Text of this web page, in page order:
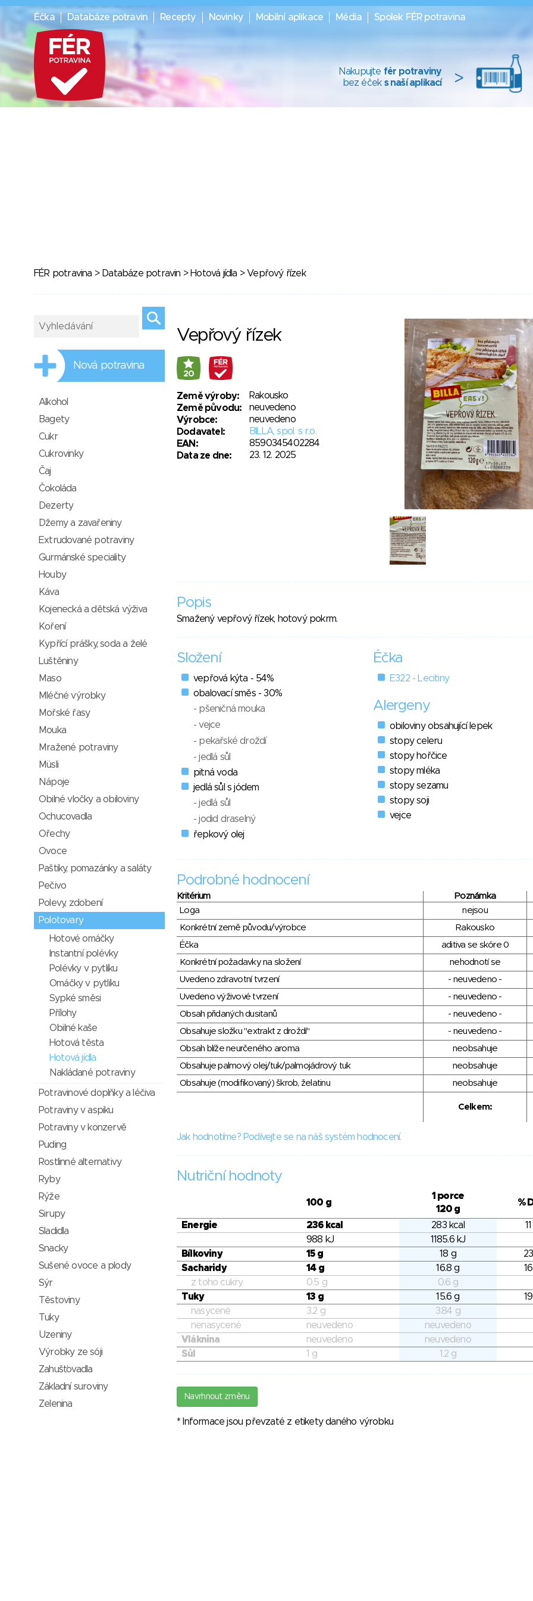
Éčka Databáze potravin Recepty Novinky Mobilní aplikace Média Spolek FÉR potravina
Nakupujte fér potraviny
bez éček s naší aplikací >
FÉR potravina > Databáze potravin > Hotová jídla > Vepřový řízek
Vepřový řízek
20
Země výroby:
Rakousko
Země původu:
neuvedeno
Výrobce:
neuvedeno
Dodavatel:
BILLA, spol. s r.o.
EAN:
8590345402284
Data ze dne:
23. 12. 2025
Popis
Smažený vepřový řízek, hotový pokrm.
Složení
vepřová kýta - 54%
obalovací směs - 30%
- pšeničná mouka
- vejce
- pekařské droždí
- jedlá sůl
pitná voda
jedlá sůl s jódem
- jedlá sůl
- jodid draselný
řepkový olej
Éčka
E322 - Lecitiny
Alergeny
obiloviny obsahující lepek
stopy celeru
stopy hořčice
stopy mléka
stopy sezamu
stopy soji
vejce
Podrobné hodnocení
Kritérium Poznámka
Loga
nejsou
Konkrétní země původu/výrobce
Rakousko
Éčka
aditiva se skóre 0
Konkrétní požadavky na složení
nehodnotí se
Uvedeno zdravotní tvrzení
- neuvedeno -
Uvedeno výživové tvrzení
- neuvedeno -
Obsah přidaných dusitanů
- neuvedeno -
Obsahuje složku "extrakt z droždí"
- neuvedeno -
Obsah blíže neurčeného aroma
neobsahuje
Obsahuje palmový olej/tuk/palmojádrový tuk
neobsahuje
Obsahuje (modifikovaný) škrob, želatinu
neobsahuje
Celkem:
Jak hodnotíme? Podívejte se na náš systém hodnocení.
Nutriční hodnoty
100 g
1 porce
120 g
%
Energie 236 kcal 283 kcal
988 kJ
1185.6 kJ
Bílkoviny
15 g 18 g
Sacharidy
14 g 16.8 g
z toho cukry
0.5 g
0.6 g
Tuky
13 g 15.6 g
nasycené
3.2 g
3.84 g
nenasycené
neuvedeno
neuvedeno
Vláknina
neuvedeno
neuvedeno
Sůl
1 g 1.2 g
Navrhnout změnu
* Informace jsou převzaté z etikety daného výrobku
Nová potravina
Alkohol
Bagety
Cukr
Cukrovinky
Čaj
Čokoláda
Dezerty
Džemy a zavařeniny
Extrudované potraviny
Gurmánské speciality
Houby
Káva
Kojenecká a dětská výživa
Koření
Kypřící prášky, soda a želé
Luštěniny
Maso
Mléčné výrobky
Mořské řasy
Mouka
Mražené potraviny
Müsli
Nápoje
Obilné vločky a obiloviny
Ochucovadla
Ořechy
Ovoce
Paštiky, pomazánky a saláty
Pečivo
Polevy, zdobení
Polotovary
Hotové omáčky
Instantní polévky
Polévky v pytlíku
Omáčky v pytlíku
Sypké směsi
Přílohy
Obilné kaše
Hotová těsta
Hotová jídla
Nakládané potraviny
Potravinové doplňky a léčiva
Potraviny v aspiku
Potraviny v konzervě
Puding
Rostlinné alternativy
Ryby
Rýže
Sirupy
Sladidla
Snacky
Sušené ovoce a plody
Sýr
Těstoviny
Tuky
Uzeniny
Výrobky ze sóji
Zahušťovadla
Základní suroviny
Zelenina